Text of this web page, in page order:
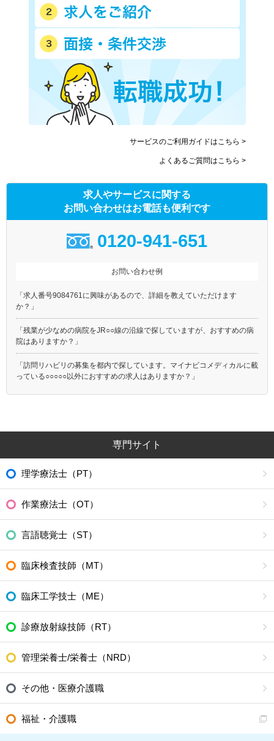
サービスのご利用ガイドはこちら >
よくあるご質問はこちら >
求人やサービスに関する
お問い合わせはお電話も便利です
0120-941-651
お問い合わせ例
「求人番号9084761に興味があるので、詳細を教えていただけます
か？」
「残業が少なめの病院をJR○○線の沿線で探していますが、おすすめの病
院はありますか？」
「訪問リハビリの募集を都内で探しています。マイナビコメディカルに載
っている○○○○○以外におすすめの求人はありますか？」
専門サイト
理学療法士（PT）
作業療法士（OT）
言語聴覚士（ST）
臨床検査技師（MT）
臨床工学技士（ME）
診療放射線技師（RT）
管理栄養士/栄養士（NRD）
その他・医療介護職
福祉・介護職